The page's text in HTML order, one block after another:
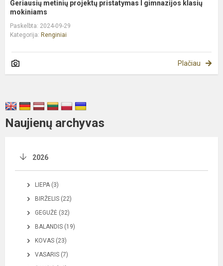
Geriausių metinių projektų pristatymas I gimnazijos klasių
mokiniams
Paskelbta: 2024-09-29
Kategorija: Renginiai
Plačiau
Naujienų archyvas
2026
LIEPA (3)
BIRŽELIS (22)
GEGUŽĖ (32)
BALANDIS (19)
KOVAS (23)
VASARIS (7)